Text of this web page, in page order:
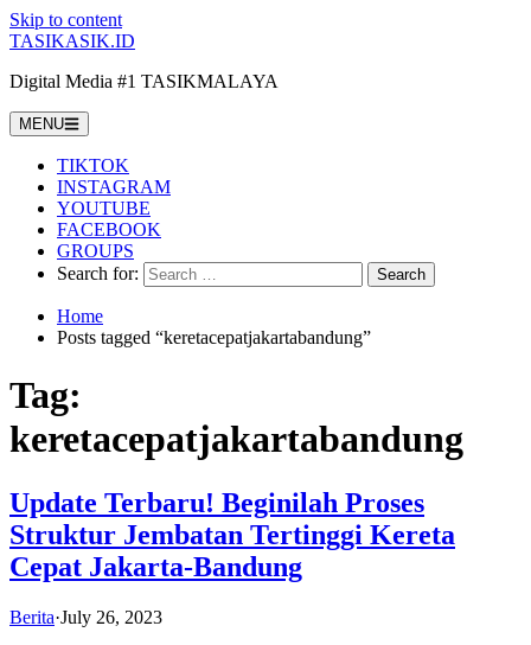
Skip to content
TASIKASIK.ID
Digital Media #1 TASIKMALAYA
MENU
TIKTOK
INSTAGRAM
YOUTUBE
FACEBOOK
GROUPS
Search for:
Home
Posts tagged “keretacepatjakartabandung”
Tag:
keretacepatjakartabandung
Update Terbaru! Beginilah Proses
Struktur Jembatan Tertinggi Kereta
Cepat Jakarta-Bandung
Berita·July 26, 2023